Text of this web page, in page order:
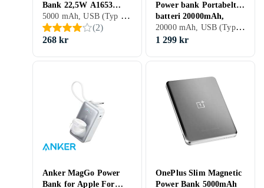
Bank 22,5W A1653
5000mAh
5000 mAh, USB (Typ C), USB (Type C), Display, Genomgångsladdning, 3 A
(2)
268 kr
Power bank Portabelt
batteri 20000mAh,
3xUSB Typ A/C, QC 3,0
/ PD 45W, 5V, 3A
20000 mAh, USB (Typ C), USB (Type A), USB (Type C), Stöd för snabbladdning, Genomgångsladdning, 3 A
1 299 kr
Anker MagGo Power
Bank for Apple For
OnePlus Slim Magnetic
Power Bank 5000mAh